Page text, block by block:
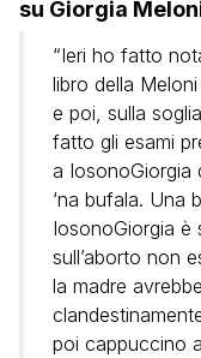
su Giorgia
“Ieri ho fatto
libro della
e poi, sulla
fatto gli esami
a IosonoGiorgia
‘na bufala. Una
IosonoGiorgia è
sull’aborto non
la madre
poi cappuccino